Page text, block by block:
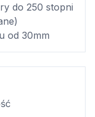
do 250 stopni
od 30mm